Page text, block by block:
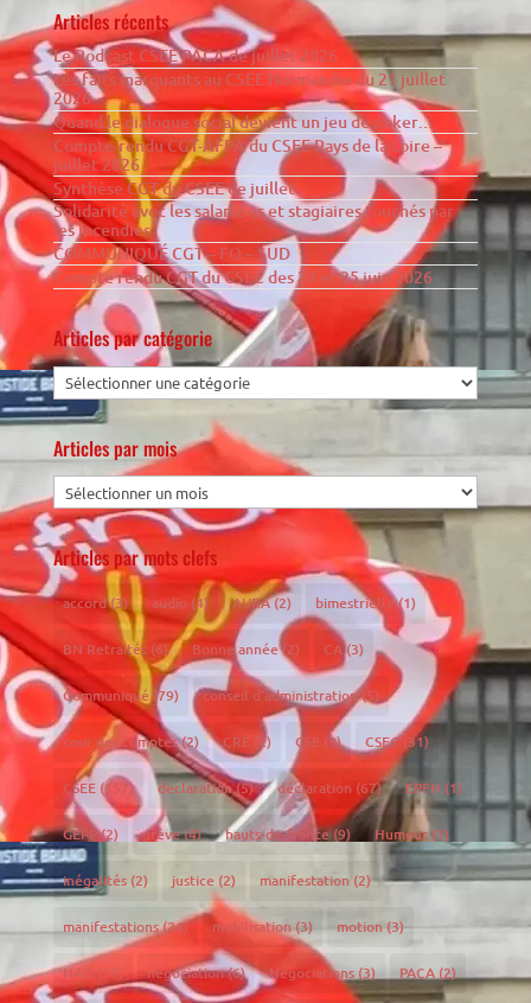
Articles récents
Le Podcast CSEE PACA de juillet 2026
Les faits marquants au CSEE Normandie du 21 juillet
2026
Quand le dialogue social devient un jeu de poker…
Compte-rendu CGT-AFPA du CSEE Pays de la Loire –
juillet 2026
Synthèse CGT du CSEE de juillet
Solidarité avec les salarié·es et stagiaires touchés par
les incendies
COMMUNIQUÉ CGT – FO – SUD
Compte rendu CGT du CSEC des 24 et 25 juin 2026
Articles par catégorie
Articles par mois
Articles par mots clefs
accord(3) audio(4) AURA(2) bimestrielle(1)
BN Retraités(6) Bonne année(2) CA(3)
Communiqué(79) conseil d'administration(5)
cour des comptes(2) CRE (2) CSE(9) CSEC(31)
CSEE(157) declaration(5) déclaration (67) EPFH (1)
GEPP(2) grève(4) hauts-de-france(9) Humeur(1)
inégalités(2) justice (2) manifestation (2)
manifestations(24) mobilisation(3) motion (3)
NAO (17) négociation(6) Négociations(3) PACA(2)